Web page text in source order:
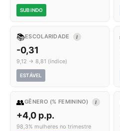
SUBINDO
📚ESCOLARIDADE I
-0,31
9,12 → 8,81 (índice)
ESTÁVEL
👥GÊNERO (% FEMININO) I
+4,0 p.p.
98,3% mulheres no trimestre